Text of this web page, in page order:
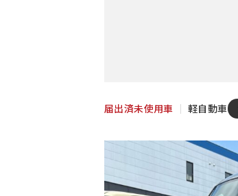
届出済未使用車 ｜ 軽自動車